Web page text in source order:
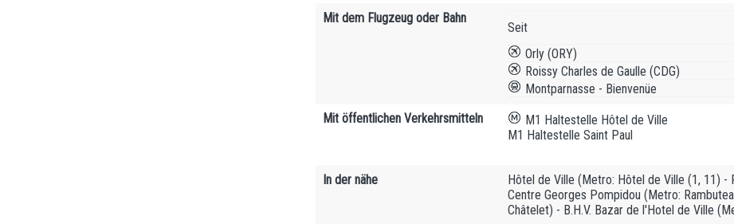
Mit dem Flugzeug oder Bahn
Seit
Orly (ORY)
Roissy Charles de Gaulle (CDG)
Montparnasse - Bienvenüe
Mit öffentlichen Verkehrsmitteln
M1 Haltestelle Hôtel de Ville
M1 Haltestelle Saint Paul
In der nähe
Hôtel de Ville (Metro: Hôtel de Ville (1, 11)
Centre Georges Pompidou (Metro:
Châtelet) - B.H.V. Bazar de l'Hotel de Ville